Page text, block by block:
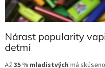
Nárast popularity
deťmi
Až 35 % mladistvých má